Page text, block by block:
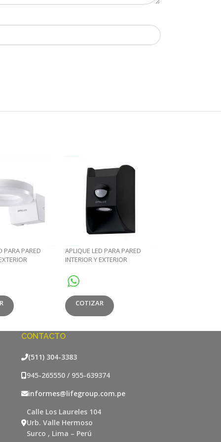
PARA PARED
NEGRO
APLIQUE LED PARA PARED
INTERIOR Y EXTERIOR
SENSOR DE MOVIMIENTO IP54
140° IP65 20W 2000LM NEGRO
COTIZAR
CONTACTO
(511) 304-3383
945-265550 / 955-639374
informes@lifegroup.com.pe
Calle Los Laureles 104
Urb. Valle Hermoso
Surco , Lima – Perú